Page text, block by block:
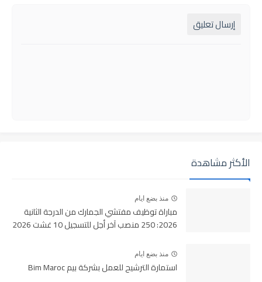
إرسال تعليق
الأكثر مشاهدة
منذ بضع ايام
مباراة توظيف مفتشي الجمارك من الدرجة الثانية
2026: 250 منصب آخر أجل للتسجيل 10 غشت 2026
منذ بضع ايام
استمارة الترشيح للعمل بشركة بيم Bim Maroc